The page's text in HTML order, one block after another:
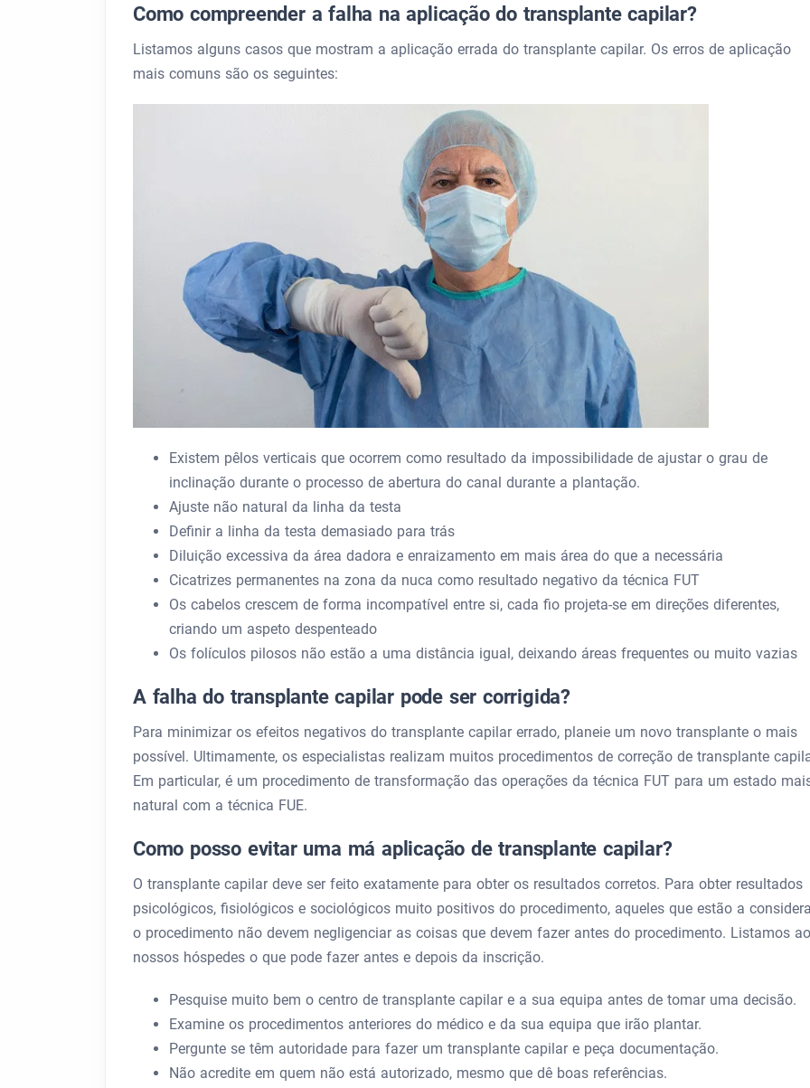
Como compreender a falha na aplicação do transplante capilar?
Listamos alguns casos que mostram a aplicação errada do transplante capilar. Os erros de aplicação
mais comuns são os seguintes:
Existem pêlos verticais que ocorrem como resultado da impossibilidade de ajustar o grau de
inclinação durante o processo de abertura do canal durante a plantação.
Ajuste não natural da linha da testa
Definir a linha da testa demasiado para trás
Diluição excessiva da área dadora e enraizamento em mais área do que a necessária
Cicatrizes permanentes na zona da nuca como resultado negativo da técnica FUT
Os cabelos crescem de forma incompatível entre si, cada fio projeta-se em direções diferentes,
criando um aspeto despenteado
Os folículos pilosos não estão a uma distância igual, deixando áreas frequentes ou muito vazias
A falha do transplante capilar pode ser corrigida?
Para minimizar os efeitos negativos do transplante capilar errado, planeie um novo transplante o mais
possível. Ultimamente, os especialistas realizam muitos procedimentos de correção de transplante
Em particular, é um procedimento de transformação das operações da técnica FUT para um estado
natural com a técnica FUE.
Como posso evitar uma má aplicação de transplante capilar?
O transplante capilar deve ser feito exatamente para obter os resultados corretos. Para obter resultados
psicológicos, fisiológicos e sociológicos muito positivos do procedimento, aqueles que estão a
o procedimento não devem negligenciar as coisas que devem fazer antes do procedimento. Listamos
nossos hóspedes o que pode fazer antes e depois da inscrição.
Pesquise muito bem o centro de transplante capilar e a sua equipa antes de tomar uma decisão.
Examine os procedimentos anteriores do médico e da sua equipa que irão plantar.
Pergunte se têm autoridade para fazer um transplante capilar e peça documentação.
Não acredite em quem não está autorizado, mesmo que dê boas referências.